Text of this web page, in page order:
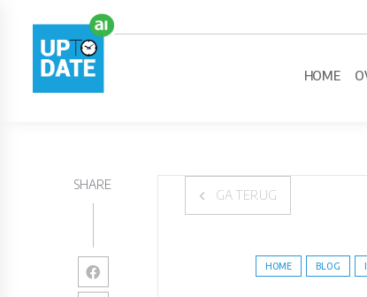
HOME
SHARE
GA TERUG
HOME BLOG